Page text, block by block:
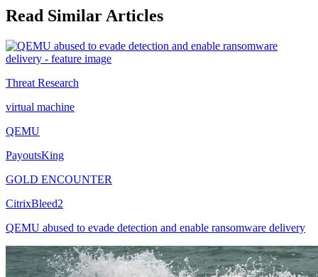
Read Similar Articles
Threat Research
virtual machine
QEMU
PayoutsKing
GOLD ENCOUNTER
CitrixBleed2
QEMU abused to evade detection and enable ransomware delivery